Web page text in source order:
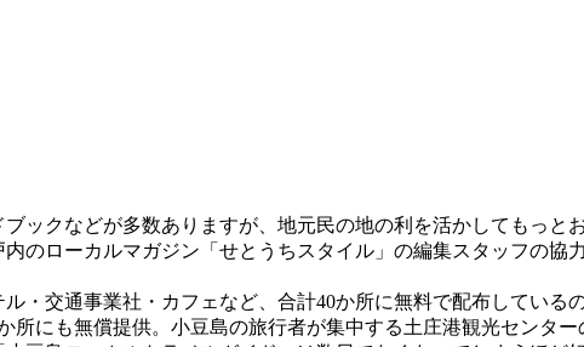
ックなどが多数ありますが、地元民の地の利を活かしてもっと
のローカルマガジン「せとうちスタイル」の編集スタッフの協
・交通事業社・カフェなど、合計40か所に無料で配布している
所にも無償提供。小豆島の旅行者が集中する土庄港観光センタ